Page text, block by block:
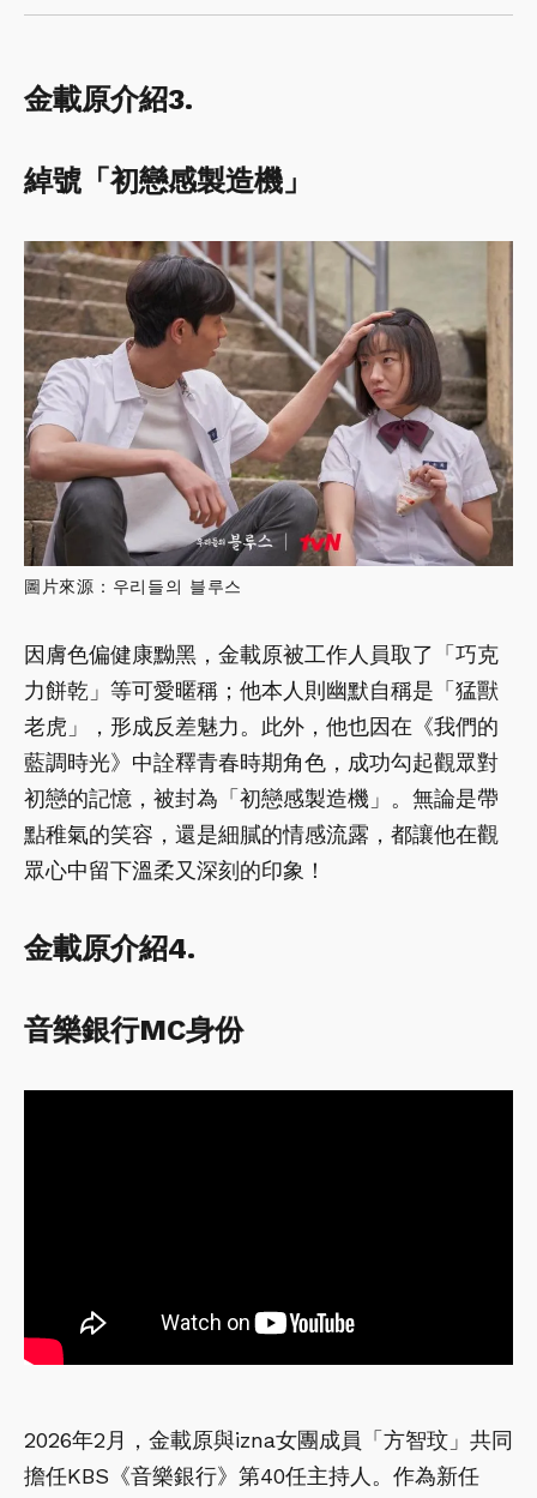
金載原介紹3.
綽號「初戀感製造機」
圖片來源：우리들의 블루스
因膚色偏健康黝黑，金載原被工作人員取了「巧克
力餅乾」等可愛暱稱；他本人則幽默自稱是「猛獸
老虎」，形成反差魅力。此外，他也因在《我們的
藍調時光》中詮釋青春時期角色，成功勾起觀眾對
初戀的記憶，被封為「初戀感製造機」。無論是帶
點稚氣的笑容，還是細膩的情感流露，都讓他在觀
眾心中留下溫柔又深刻的印象！
金載原介紹4.
音樂銀行MC身份
2026年2月，金載原與izna女團成員「方智玟」共同
擔任KBS《音樂銀行》第40任主持人。作為新任